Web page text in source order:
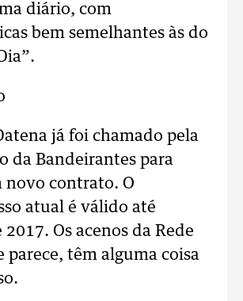
diário, com
bem semelhantes às do
já foi chamado pela
da Bandeirantes para
novo contrato. O
atual é válido até
2017. Os acenos da Rede
parece, têm alguma coisa